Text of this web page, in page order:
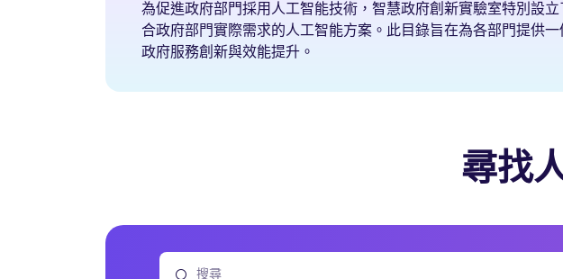
為促進政府部門採用人工智能技術，智慧政府創新實驗室特別設立
合政府部門實際需求的人工智能方案。此目錄旨在為各部門提供
政府服務創新與效能提升。
尋找